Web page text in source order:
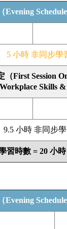
Evening Schedule
5 小時 非同步學
First Session
Skills &
9.5 小時 非同步
習時數 = 20 小時
Evening Schedule